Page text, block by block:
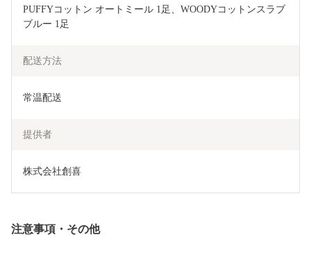
PUFFYコットン オートミール 1足、WOODYコットンスラブ
ブルー 1足
配送方法
常温配送
提供者
株式会社創喜
注意事項・その他